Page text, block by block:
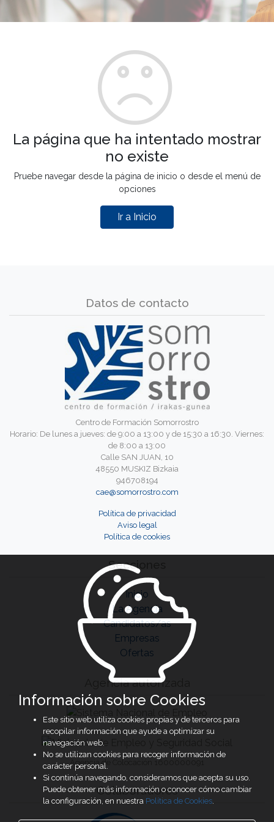
La página que ha intentado mostrar
no existe
Pruebe navegar desde la página de inicio o desde el menú de
opciones
Ir a Inicio
Datos de contacto
Centro de Formación Somorrostro
Horario: De lunes a jueves: de 9:00 a 13:00 y de 15:30 a 16:30. Viernes:
de 8:00 a 13:00
Calle SAN JUAN, 10
48550 MUSKIZ Bizkaia
946708194
cae@somorrostro.com
Política de privacidad
Aviso legal
Política de cookies
Secciones
Inicio
La Agencia
Candidatos/as
Empresas
Ofertas
Agencia autorizada
Agencia de Colocación 1600000091
Colaboradores
Información sobre Cookies
Este sitio web utiliza cookies propias y de terceros para
recopilar información que ayude a optimizar su
navegación web.
No se utilizan cookies para recoger información de
carácter personal.
Si continúa navegando, consideramos que acepta su uso.
Puede obtener más información o conocer cómo cambiar
la configuración, en nuestra Política de Cookies.